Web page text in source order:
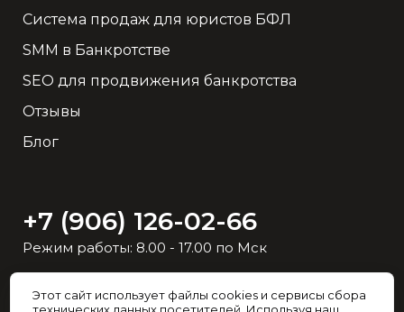
Система продаж для юристов БФЛ
SMM в Банкротстве
SEO для продвижения банкротства
Отзывы
Блог
+7 (906) 126-02-66
Режим работы: 8.00 - 17.00 по Мск
Напишите в удобный
Этот сайт использует файлы cookies и сервисы сбора